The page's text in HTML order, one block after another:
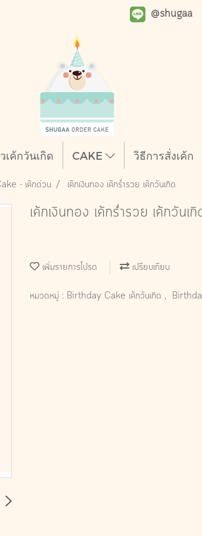
@shugaa
เค้กวันเกิด CAKE วิธีการสั่งเค้ก
- เค้กด่วน เค้กเงินทอง เค้กร่ำรวย เค้กวันเกิด
เค้กเงินทอง เค้กร่ำรวย เค้กวันเกิ
เพิ่มรายการโปรด เปรียบเทียบ
หมวดหมู่ : Birthday Cake เค้กวันเกิด ,